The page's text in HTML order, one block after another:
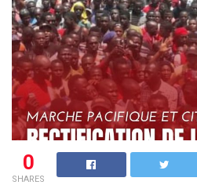
0
SHARES